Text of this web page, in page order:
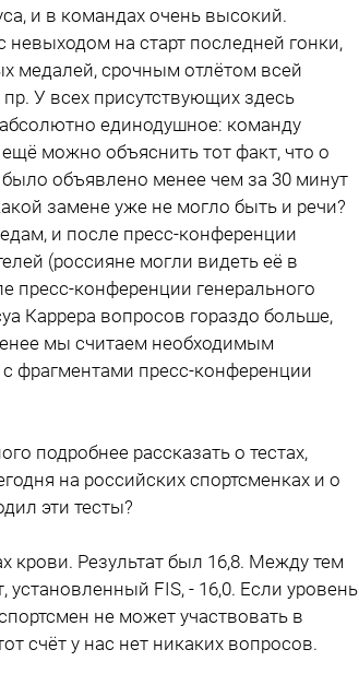
и в командах очень высокий.
невыходом на старт последней гонки,
медалей, срочным отлётом всей
У всех присутствующих здесь
единодушное: команду
можно объяснить тот факт, что о
было объявлено менее чем за 30 минут
замене уже не могло быть и речи?
и после пресс-конференции
(россияне могли видеть её в
пресс-конференции генерального
Каррера вопросов гораздо больше,
мы считаем необходимым
фрагментами пресс-конференции
подробнее рассказать о тестах,
на российских спортсменках и о
эти тесты?
крови. Результат был 16,8. Между тем
установленный FIS, - 16,0. Если уровень
не может участвовать в
счёт у нас нет никаких вопросов.